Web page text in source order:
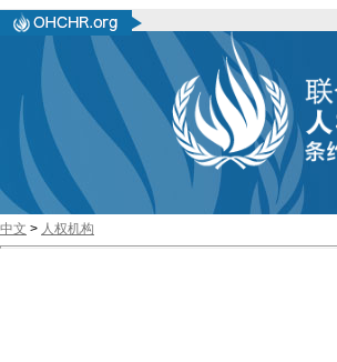
中文 > 人权机构